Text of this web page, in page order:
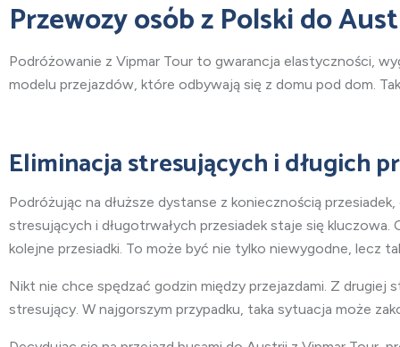
Przewozy osób z Polski do
Podróżowanie z Vipmar Tour to gwarancja elastyczności,
modelu przejazdów, które odbywają się z domu pod dom.
Eliminacja stresujących i długich
Podróżując na dłuższe dystanse z koniecznością
stresujących i długotrwałych przesiadek staje się
kolejne przesiadki. To może być nie tylko niewygodne, lecz
Nikt nie chce spędzać godzin między przejazdami. Z
stresujący. W najgorszym przypadku, taka sytuacja może